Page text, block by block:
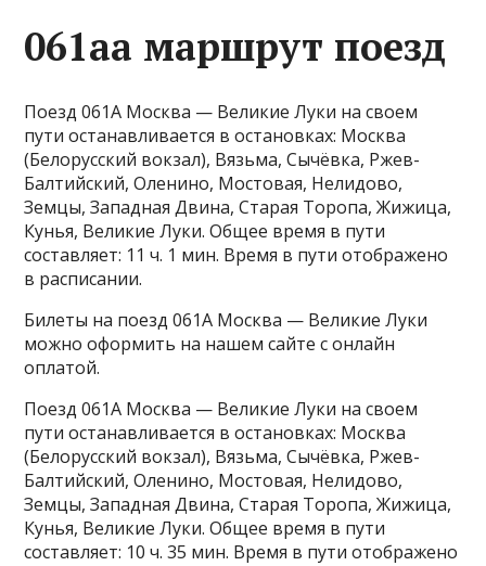
061аа маршрут поезд
Поезд 061А Москва — Великие Луки на своем
пути останавливается в остановках: Москва
(Белорусский вокзал), Вязьма, Сычёвка, Ржев-
Балтийский, Оленино, Мостовая, Нелидово,
Земцы, Западная Двина, Старая Торопа, Жижица,
Кунья, Великие Луки. Общее время в пути
составляет: 11 ч. 1 мин. Время в пути отображено
в расписании.
Билеты на поезд 061А Москва — Великие Луки
можно оформить на нашем сайте с онлайн
оплатой.
Поезд 061А Москва — Великие Луки на своем
пути останавливается в остановках: Москва
(Белорусский вокзал), Вязьма, Сычёвка, Ржев-
Балтийский, Оленино, Мостовая, Нелидово,
Земцы, Западная Двина, Старая Торопа, Жижица,
Кунья, Великие Луки. Общее время в пути
составляет: 10 ч. 35 мин. Время в пути отображено